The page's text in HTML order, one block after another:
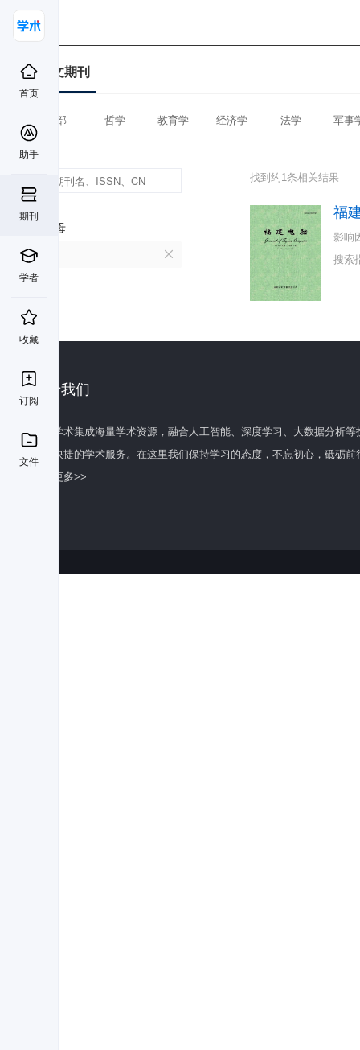
首页
助手
期刊
学者
收藏
订阅
文件
中文期刊
全部 哲学 教育学 经济学 法学 军事
首字母
F
找到约1条相关结果
福
影响
搜索
关于我们
百度学术集成海量学术资源，融合人工智能、深度学习、大数据分析
全面快捷的学术服务。在这里我们保持学习的态度，不忘初心，砥砺前
了解更多>>